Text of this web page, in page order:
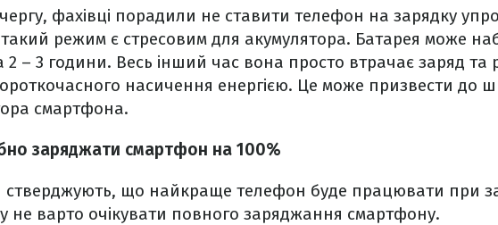
фахівці порадили не ставити телефон на зарядку
такий режим є стресовим для акумулятора. Батарея може
2 – 3 години. Весь інший час вона просто втрачає заряд та
насичення енергією. Це може призвести до
смартфона.
заряджати смартфон на 100%
стверджують, що найкраще телефон буде працювати при
не варто очікувати повного заряджання смартфону.